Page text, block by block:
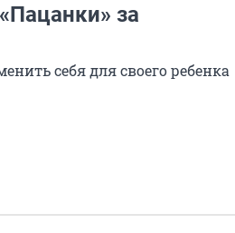
за
себя для своего ребенка